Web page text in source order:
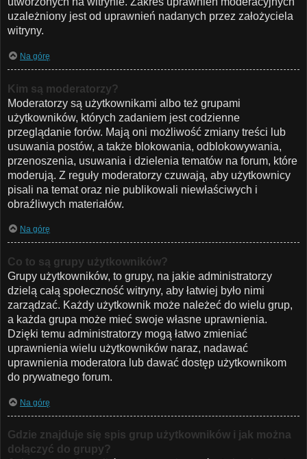
uzależniony jest od uprawnień nadanych przez założyciela
witryny.
Na górę
Kim są moderatorzy?
Moderatorzy są użytkownikami albo też grupami
użytkowników, których zadaniem jest codzienne
przeglądanie forów. Mają oni możliwość zmiany treści lub
usuwania postów, a także blokowania, odblokowywania,
przenoszenia, usuwania i dzielenia tematów na forum, które
moderują. Z reguły moderatorzy czuwają, aby użytkownicy
pisali na temat oraz nie publikowali niewłaściwych i
obraźliwych materiałów.
Na górę
Co to są grupy użytkowników?
Grupy użytkowników, to grupy, na jakie administratorzy
dzielą całą społeczność witryny, aby łatwiej było nimi
zarządzać. Każdy użytkownik może należeć do wielu grup,
a każda grupa może mieć swoje własne uprawnienia.
Dzięki temu administratorzy mogą łatwo zmieniać
uprawnienia wielu użytkowników naraz, nadawać
uprawnienia moderatora lub dawać dostęp użytkownikom
do prywatnego forum.
Na górę
Gdzie znajduje się spis grup użytkowników i jak można
dołączyć do grupy?